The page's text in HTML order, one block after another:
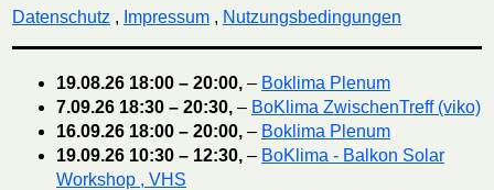
Datenschutz , Impressum, Nutzungsbedingungen
19.08.26 18:00 – 20:00, – Boklima Plenum
7.09.26 18:30 – 20:30, – BoKlima ZwischenTreff (viko)
16.09.26 18:00 – 20:00, – Boklima Plenum
19.09.26 10:30 – 12:30, – BoKlima - Balkon Solar
Workshop , VHS